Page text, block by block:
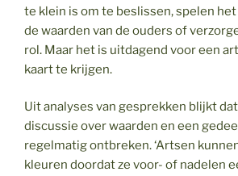
te klein is om te beslissen, spelen
de waarden van de ouders of
rol. Maar het is uitdagend voor een
kaart te krijgen.
Uit analyses van gesprekken blijkt
discussie over waarden en een
regelmatig ontbreken. ‘Artsen
kleuren doordat ze voor- of nadelen